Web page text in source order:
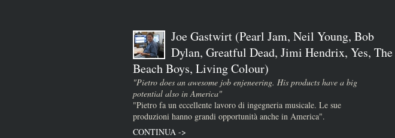
Joe Gastwirt (Pearl Jam, Neil Young, Bob
Dylan, Greatful Dead, Jimi Hendrix, Yes, The
Beach Boys, Living Colour)
"Pietro does an awesome job enjeneering. His products have a big
potential also in America"
"Pietro fa un eccellente lavoro di ingegneria musicale. Le sue
produzioni hanno grandi opportunità anche in America".
CONTINUA ->